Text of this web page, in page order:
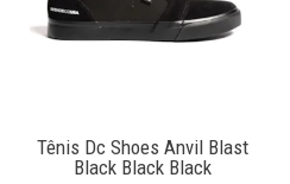
Tênis Dc Shoes Anvil Blast
Black Black Black